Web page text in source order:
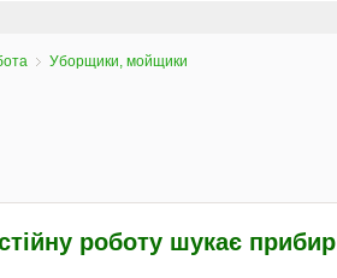
Уборщики, мойщики
роботу шукає прибир